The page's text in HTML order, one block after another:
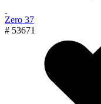
Zero 37
# 53671